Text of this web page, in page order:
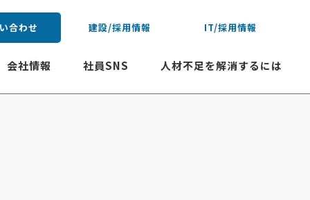
合わせ 建設/採用情報 IT/採用情報
会社情報 社員SNS 人材不足を解消するには